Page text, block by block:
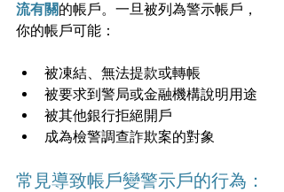
流有關的帳戶。一旦被列為警示帳戶，
你的帳戶可能：
被凍結、無法提款或轉帳
被要求到警局或金融機構說明用途
被其他銀行拒絕開戶
成為檢警調查詐欺案的對象
常見導致帳戶變警示戶的行為：